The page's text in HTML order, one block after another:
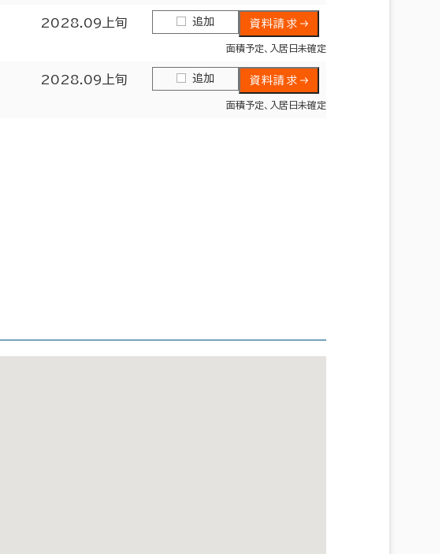
2028.09上旬 追加 資料請求
面積予定、入居日未確定
2028.09上旬 追加 資料請求
面積予定、入居日未確定